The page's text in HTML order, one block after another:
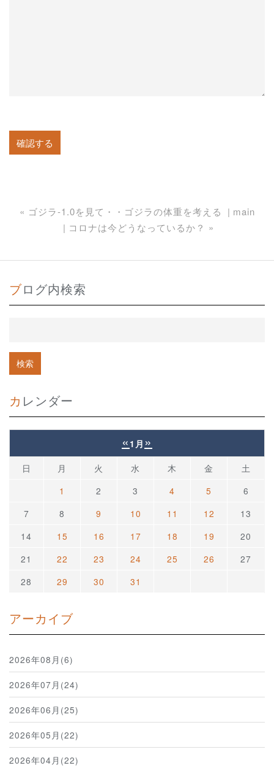
« ゴジラ-1.0を見て・・ゴジラの体重を考える
main
コロナは今どうなっているか？ »
ブログ内検索
カレンダー
« 1月 »
日 月 火 水 木 金
土
1
2 3 4 5
6
7
8 9 10 11 12
13
14
15 16 17 18 19
20
21
22 23 24 25 26
27
28
29 30 31
アーカイブ
2026年08月(6)
2026年07月(24)
2026年06月(25)
2026年05月(22)
2026年04月(22)